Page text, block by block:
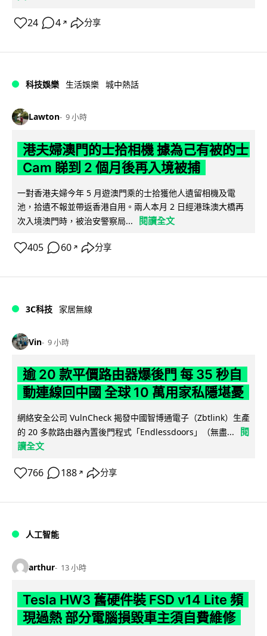
24 4 ↗ 分享
科技娛樂 生活娛樂 城中熱話
Lawton 9 小時
港夫婦澳門的士拾相機 據為己有被的士
Cam 睇到 2 個月後再入境被捕
一對香港夫婦今年 5 月遊澳門乘的士拾獲他人遺留相機及電
池，拾遺不報並帶返香港自用。兩人本月 2 日經港珠澳大橋再
次入境澳門時，被治安警察局...
閱讀全文
405 60 ↗ 分享
3C科技 家居無線
Vin 9 小時
逾 20 款平價路由器爆後門 每 35 秒自
動連線回中國 全球 10 萬用家私隱堪憂
網絡安全公司 VulnCheck 揭發中國智博通電子（Zbtlink）生產
的 20 多款路由器內置後門程式「Endlessdoors」（無盡...
閱
讀全文
766 188 ↗ 分享
人工智能
arthur 13 小時
Tesla HW3 舊硬件裝 FSD v14 Lite 頻
現過熱 部分電腦損毀車主須自費維修